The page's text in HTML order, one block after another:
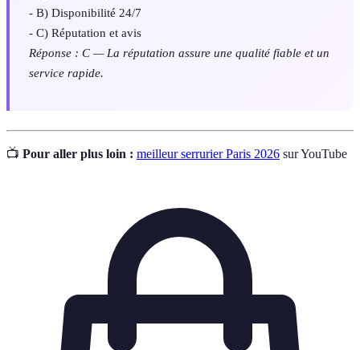
- B) Disponibilité 24/7
- C) Réputation et avis
Réponse : C — La réputation assure une qualité fiable et un
service rapide.
📺 Pour aller plus loin : meilleur serrurier Paris 2026 sur YouTube